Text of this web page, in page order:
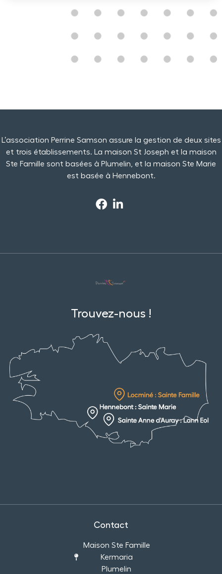
L’association Perrine Samson assure la gestion de deux sites
et trois établissements. La maison St Joseph et la maison
Ste Famille sont basées à Plumelin, et la maison Ste Marie
est basée à Hennebont.
Trouvez-nous !
Contact
Maison Ste Famille
Kermaria
Plumelin